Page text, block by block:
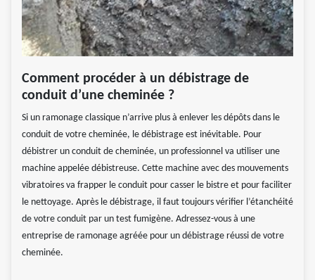
Comment procéder à un débistrage de
conduit d’une cheminée ?
Si un ramonage classique n’arrive plus à enlever les dépôts dans le
conduit de votre cheminée, le débistrage est inévitable. Pour
débistrer un conduit de cheminée, un professionnel va utiliser une
machine appelée débistreuse. Cette machine avec des mouvements
vibratoires va frapper le conduit pour casser le bistre et pour faciliter
le nettoyage. Après le débistrage, il faut toujours vérifier l’étanchéité
de votre conduit par un test fumigène. Adressez-vous à une
entreprise de ramonage agréée pour un débistrage réussi de votre
cheminée.